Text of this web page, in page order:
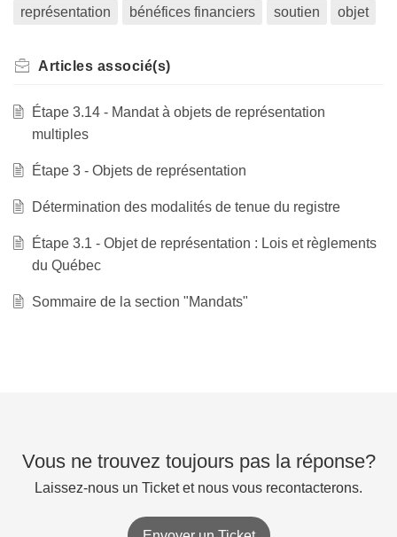
représentation bénéfices financiers soutien objet
Articles associé(s)
Étape 3.14 - Mandat à objets de représentation
multiples
Étape 3 - Objets de représentation
Détermination des modalités de tenue du registre
Étape 3.1 - Objet de représentation : Lois et règlements
du Québec
Sommaire de la section "Mandats"
Vous ne trouvez toujours pas la réponse?
Laissez-nous un Ticket et nous vous recontacterons.